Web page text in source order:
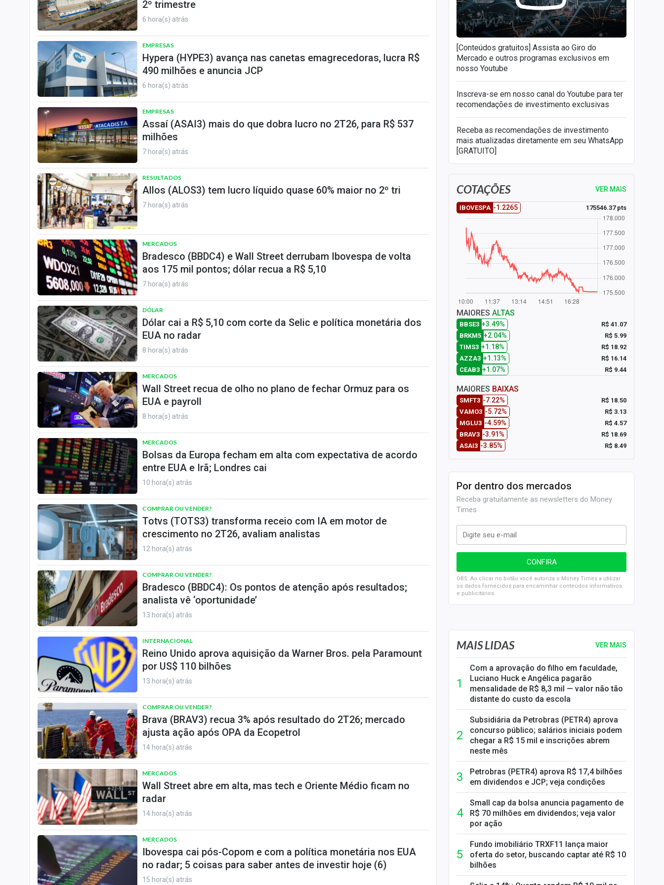
2º trimestre
6 hora(s) atrás
EMPRESAS
Hypera (HYPE3) avança nas canetas emagrecedoras, lucra R$
490 milhões e anuncia JCP
6 hora(s) atrás
EMPRESAS
Assaí (ASAI3) mais do que dobra lucro no 2T26, para R$ 537
milhões
7 hora(s) atrás
RESULTADOS
Allos (ALOS3) tem lucro líquido quase 60% maior no 2º tri
7 hora(s) atrás
MERCADOS
Bradesco (BBDC4) e Wall Street derrubam Ibovespa de volta
aos 175 mil pontos; dólar recua a R$ 5,10
7 hora(s) atrás
DÓLAR
Dólar cai a R$ 5,10 com corte da Selic e política monetária dos
EUA no radar
8 hora(s) atrás
MERCADOS
Wall Street recua de olho no plano de fechar Ormuz para os
EUA e payroll
8 hora(s) atrás
MERCADOS
Bolsas da Europa fecham em alta com expectativa de acordo
entre EUA e Irã; Londres cai
10 hora(s) atrás
COMPRAR OU VENDER?
Totvs (TOTS3) transforma receio com IA em motor de
crescimento no 2T26, avaliam analistas
12 hora(s) atrás
COMPRAR OU VENDER?
Bradesco (BBDC4): Os pontos de atenção após resultados;
analista vê ‘oportunidade’
13 hora(s) atrás
INTERNACIONAL
Reino Unido aprova aquisição da Warner Bros. pela Paramount
por US$ 110 bilhões
13 hora(s) atrás
COMPRAR OU VENDER?
Brava (BRAV3) recua 3% após resultado do 2T26; mercado
ajusta ação após OPA da Ecopetrol
14 hora(s) atrás
MERCADOS
Wall Street abre em alta, mas tech e Oriente Médio ficam no
radar
14 hora(s) atrás
MERCADOS
Ibovespa cai pós-Copom e com a política monetária nos EUA
no radar; 5 coisas para saber antes de investir hoje (6)
15 hora(s) atrás
[Conteúdos gratuitos] Assista ao Giro do
Mercado e outros programas exclusivos em
nosso Youtube
Inscreva-se em nosso canal do Youtube para ter
recomendações de investimento exclusivas
Receba as recomendações de investimento
mais atualizadas diretamente em seu WhatsApp
[GRATUITO]
COTAÇÕES VER MAIS
IBOVESPA -1.2265 175546.37 pts
MAIORES ALTAS
BBSE3 +3.49%
R$ 41.07
BRKM5 +2.04%
R$ 5.99
TIMS3 +1.18%
R$ 18.92
AZZA3 +1.13%
R$ 16.14
CEAB3 +1.07% R$ 9.44
MAIORES BAIXAS
SMFT3 -7.22%
R$ 18.50
VAMO3 -5.72%
R$ 3.13
MGLU3 -4.59%
R$ 4.57
BRAV3 -3.91%
R$ 18.69
ASAI3 -3.85% R$ 8.49
Por dentro dos mercados
Receba gratuitamente as newsletters do Money
Times
OBS: Ao clicar no botão você autoriza o Money Times a utilizar
os dados fornecidos para encaminhar conteúdos informativos
e publicitários.
SELIC em 14%: A repercussão da decisão sobre os JUROS
MAIS LIDAS VER MAIS
Com a aprovação do filho em faculdade,
Luciano Huck e Angélica pagarão
mensalidade de R$ 8,3 mil — valor não tão
distante do custo da escola
Subsidiária da Petrobras (PETR4) aprova
concurso público; salários iniciais podem
chegar a R$ 15 mil e inscrições abrem
neste mês
Petrobras (PETR4) aprova R$ 17,4 bilhões
em dividendos e JCP; veja condições
Small cap da bolsa anuncia pagamento de
R$ 70 milhões em dividendos; veja valor
por ação
Fundo imobiliário TRXF11 lança maior
oferta do setor, buscando captar até R$ 10
bilhões